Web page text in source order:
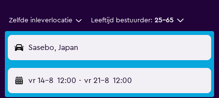
Zelfde inleverlocatie Leeftijd bestuurder: 25-65
Sasebo, Japan
vr 14-8 12:00 - vr 21-8 12:00